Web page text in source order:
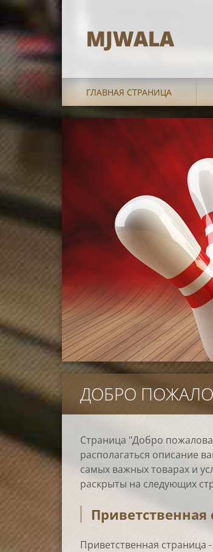
MJWALA
ГЛАВНАЯ СТРАНИЦА
ДОБРО
Страница "Добро
располагаться описание
самых важных товарах и
раскрыты на следующих
Приветственная
Приветственная страница